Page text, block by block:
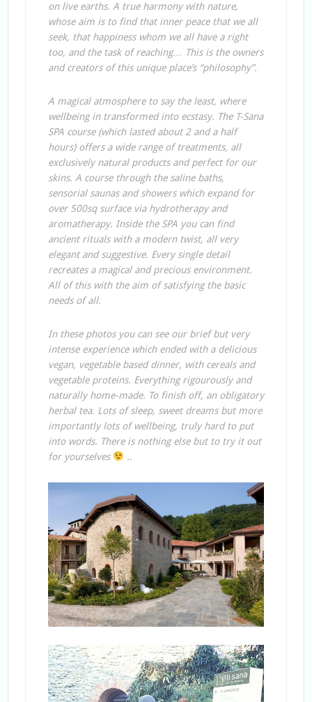
on live earths. A true harmony with nature,
whose aim is to find that inner peace that we all
seek, that happiness whom we all have a right
too, and the task of reaching… This is the owners
and creators of this unique place’s “philosophy”.
A magical atmosphere to say the least, where
wellbeing in transformed into ecstasy. The T-Sana
SPA course (which lasted about 2 and a half
hours) offers a wide range of treatments, all
exclusively natural products and perfect for our
skins. A course through the saline baths,
sensorial saunas and showers which expand for
over 500sq surface via hydrotherapy and
aromatherapy. Inside the SPA you can find
ancient rituals with a modern twist, all very
elegant and suggestive. Every single detail
recreates a magical and precious environment.
All of this with the aim of satisfying the basic
needs of all.
In these photos you can see our brief but very
intense experience which ended with a delicious
vegan, vegetable based dinner, with cereals and
vegetable proteins. Everything rigourously and
naturally home-made. To finish off, an obligatory
herbal tea. Lots of sleep, sweet dreams but more
importantly lots of wellbeing, truly hard to put
into words. There is nothing else but to try it out
for yourselves
..